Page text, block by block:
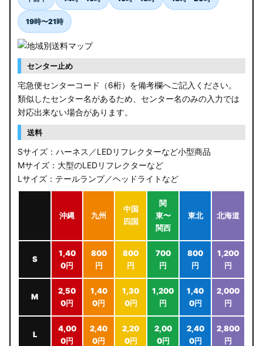
19時〜21時
センター止め
宅急便センターコード（6桁）を備考欄へご記入ください。
類似したセンター名があるため、センター名のみの入力では
対応出来ない場合があります。
送料
Sサイズ：ハーネス／LEDリフレクターなど小型商品
Mサイズ：大型のLEDリフレクターなど
Lサイズ：テールランプ／ヘッドライトなど
沖縄 九州
中国
四国
関
東〜
関西
東北 北海道
S
1,40
0円
800
円
800
円
700
円
800
円
1,200
円
M
2,50
0円
1,40
0円
1,30
0円
1,200
円
1,40
0円
2,000
円
L
4,00
0円
2,40
0円
2,20
0円
2,00
0円
2,40
0円
2,800
円